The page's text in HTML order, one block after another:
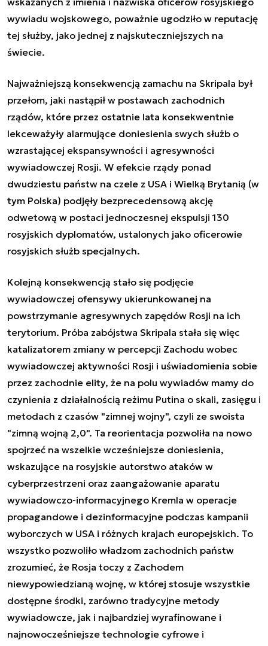
wywiadu wojskowego, poważnie ugodziło w reputację
tej służby, jako jednej z najskuteczniejszych na
świecie.
Najważniejszą konsekwencją zamachu na Skripala był
przełom, jaki nastąpił w postawach zachodnich
rządów, które przez ostatnie lata konsekwentnie
lekceważyły alarmujące doniesienia swych służb o
wzrastającej ekspansywności i agresywności
wywiadowczej Rosji. W efekcie rządy ponad
dwudziestu państw na czele z USA i Wielką Brytanią (w
tym Polska) podjęły bezprecedensową akcję
odwetową w postaci jednoczesnej ekspulsji 130
rosyjskich dyplomatów, ustalonych jako oficerowie
rosyjskich służb specjalnych.
Kolejną konsekwencją stało się podjęcie
wywiadowczej ofensywy ukierunkowanej na
powstrzymanie agresywnych zapędów Rosji na ich
terytorium. Próba zabójstwa Skripala stała się więc
katalizatorem zmiany w percepcji Zachodu wobec
wywiadowczej aktywności Rosji i uświadomienia sobie
przez zachodnie elity, że na polu wywiadów mamy do
czynienia z działalnością reżimu Putina o skali, zasięgu i
metodach z czasów "zimnej wojny", czyli ze swoista
"zimną wojną 2,0". Ta reorientacja pozwoliła na nowo
spojrzeć na wszelkie wcześniejsze doniesienia,
wskazujące na rosyjskie autorstwo ataków w
cyberprzestrzeni oraz zaangażowanie aparatu
wywiadowczo-informacyjnego Kremla w operacje
propagandowe i dezinformacyjne podczas kampanii
wyborczych w USA i różnych krajach europejskich. To
wszystko pozwoliło władzom zachodnich państw
zrozumieć, że Rosja toczy z Zachodem
niewypowiedzianą wojnę, w której stosuje wszystkie
dostępne środki, zarówno tradycyjne metody
wywiadowcze, jak i najbardziej wyrafinowane i
najnowocześniejsze technologie cyfrowe i